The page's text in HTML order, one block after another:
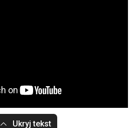
Ukryj tekst